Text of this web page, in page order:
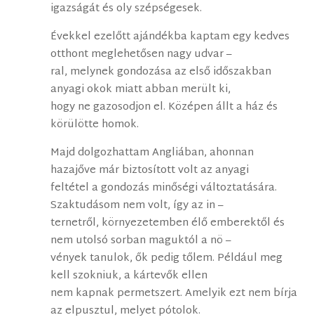
igazságát és oly szépségesek.
Évekkel ezelőtt ajándékba kaptam egy kedves
otthont meglehetősen nagy udvar –
ral, melynek gondozása az első időszakban
anyagi okok miatt abban merült ki,
hogy ne gazosodjon el. Középen állt a ház és
körülötte homok.
Majd dolgozhattam Angliában, ahonnan
hazajőve már biztosított volt az anyagi
feltétel a gondozás minőségi változtatására.
Szaktudásom nem volt, így az in –
ternetről, környezetemben élő emberektől és
nem utolsó sorban maguktól a nö –
vények tanulok, ők pedig tőlem. Például meg
kell szokniuk, a kártevők ellen
nem kapnak permetszert. Amelyik ezt nem bírja
az elpusztul, melyet pótolok.